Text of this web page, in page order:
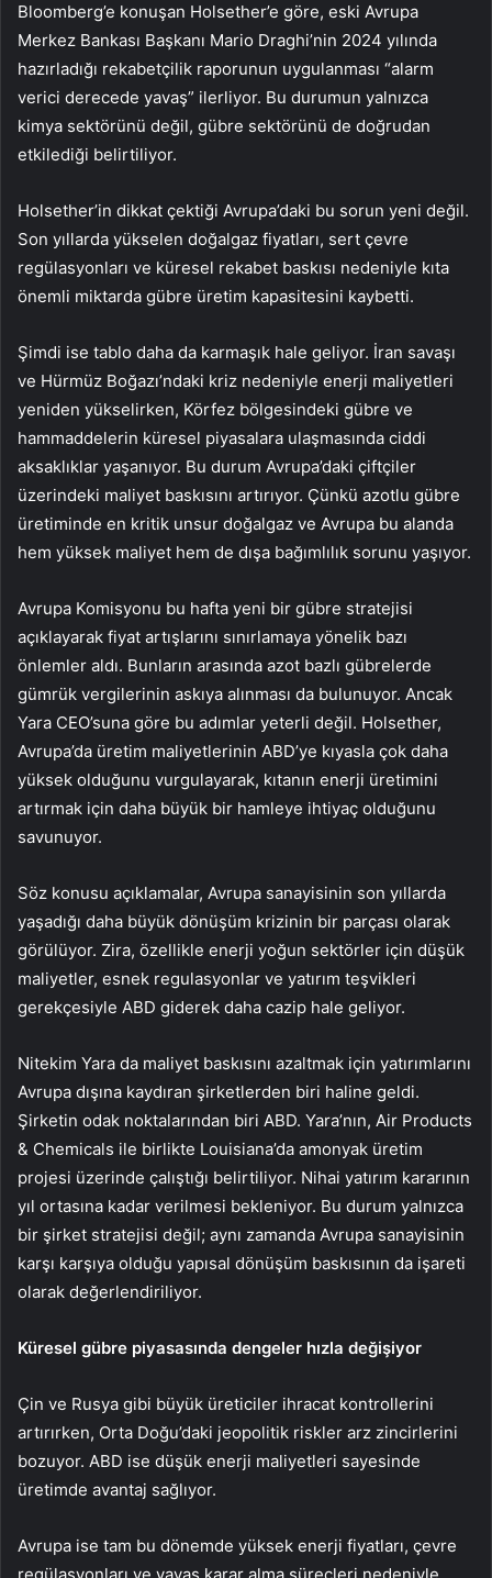
Bloomberg’e konuşan Holsether’e göre, eski Avrupa
Merkez Bankası Başkanı Mario Draghi’nin 2024 yılında
hazırladığı rekabetçilik raporunun uygulanması “alarm
verici derecede yavaş” ilerliyor. Bu durumun yalnızca
kimya sektörünü değil, gübre sektörünü de doğrudan
etkilediği belirtiliyor.
Holsether’in dikkat çektiği Avrupa’daki bu sorun yeni değil.
Son yıllarda yükselen doğalgaz fiyatları, sert çevre
regülasyonları ve küresel rekabet baskısı nedeniyle kıta
önemli miktarda gübre üretim kapasitesini kaybetti.
Şimdi ise tablo daha da karmaşık hale geliyor. İran savaşı
ve Hürmüz Boğazı’ndaki kriz nedeniyle enerji maliyetleri
yeniden yükselirken, Körfez bölgesindeki gübre ve
hammaddelerin küresel piyasalara ulaşmasında ciddi
aksaklıklar yaşanıyor. Bu durum Avrupa’daki çiftçiler
üzerindeki maliyet baskısını artırıyor. Çünkü azotlu gübre
üretiminde en kritik unsur doğalgaz ve Avrupa bu alanda
hem yüksek maliyet hem de dışa bağımlılık sorunu yaşıyor.
Avrupa Komisyonu bu hafta yeni bir gübre stratejisi
açıklayarak fiyat artışlarını sınırlamaya yönelik bazı
önlemler aldı. Bunların arasında azot bazlı gübrelerde
gümrük vergilerinin askıya alınması da bulunuyor. Ancak
Yara CEO’suna göre bu adımlar yeterli değil. Holsether,
Avrupa’da üretim maliyetlerinin ABD’ye kıyasla çok daha
yüksek olduğunu vurgulayarak, kıtanın enerji üretimini
artırmak için daha büyük bir hamleye ihtiyaç olduğunu
savunuyor.
Söz konusu açıklamalar, Avrupa sanayisinin son yıllarda
yaşadığı daha büyük dönüşüm krizinin bir parçası olarak
görülüyor. Zira, özellikle enerji yoğun sektörler için düşük
maliyetler, esnek regulasyonlar ve yatırım teşvikleri
gerekçesiyle ABD giderek daha cazip hale geliyor.
Nitekim Yara da maliyet baskısını azaltmak için yatırımlarını
Avrupa dışına kaydıran şirketlerden biri haline geldi.
Şirketin odak noktalarından biri ABD. Yara’nın, Air Products
& Chemicals ile birlikte Louisiana’da amonyak üretim
projesi üzerinde çalıştığı belirtiliyor. Nihai yatırım kararının
yıl ortasına kadar verilmesi bekleniyor. Bu durum yalnızca
bir şirket stratejisi değil; aynı zamanda Avrupa sanayisinin
karşı karşıya olduğu yapısal dönüşüm baskısının da işareti
olarak değerlendiriliyor.
Küresel gübre piyasasında dengeler hızla değişiyor
Çin ve Rusya gibi büyük üreticiler ihracat kontrollerini
artırırken, Orta Doğu’daki jeopolitik riskler arz zincirlerini
bozuyor. ABD ise düşük enerji maliyetleri sayesinde
üretimde avantaj sağlıyor.
Avrupa ise tam bu dönemde yüksek enerji fiyatları, çevre